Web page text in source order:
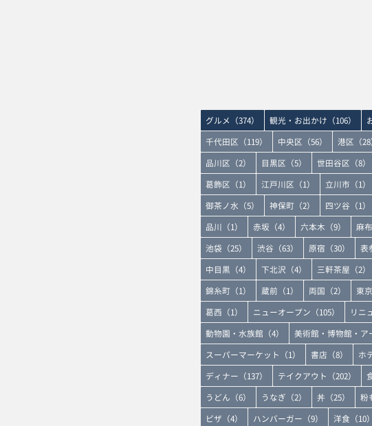
グルメ（374） 観光・お出かけ（106）
千代田区（119）
中央区（56） 港区（28
品川区（2）
目黒区（5） 世田谷区（8）
葛飾区（1）
江戸川区（1） 立川市（1）
御茶ノ水（5）
神保町（2） 四ツ谷（1）
品川（1）
赤坂（4） 六本木（9） 麻
池袋（25）
渋谷（63） 原宿（30） 表
中目黒（4）
下北沢（4） 三軒茶屋（2）
錦糸町（1）
蔵前（1） 両国（2） 東
葛西（1）
ニューオープン（105） リニ
動物園・水族館（4）
美術館・博物館・ア
スーパーマーケット（1）
書店（8） ホ
ディナー（137）
テイクアウト（202）
うどん（6）
うなぎ（2） 丼（25） 粉
ピザ（4）
ハンバーガー（9） 洋食（10）